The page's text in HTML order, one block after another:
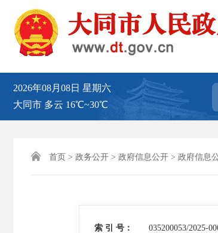
2026年08月08日 星期六
大同市 多云 16℃~30℃
 首页 > 政务公开 > 政府信息公开 > 政府信息
索 引 号： 035200053/2025-